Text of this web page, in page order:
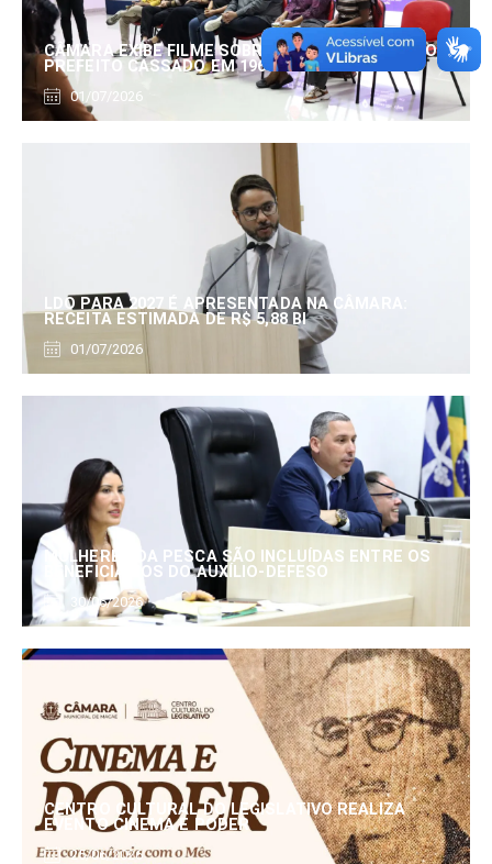
CÂMARA EXIBE FILME SOBRE EDUARDO SERRANO,
PREFEITO CASSADO EM 1960
01/07/2026
LDO PARA 2027 É APRESENTADA NA CÂMARA:
RECEITA ESTIMADA DE R$ 5,88 BI
01/07/2026
MULHERES DA PESCA SÃO INCLUÍDAS ENTRE OS
BENEFICIÁRIOS DO AUXÍLIO-DEFESO
30/06/2026
CENTRO CULTURAL DO LEGISLATIVO REALIZA
EVENTO CINEMA E PODER
25/06/2026